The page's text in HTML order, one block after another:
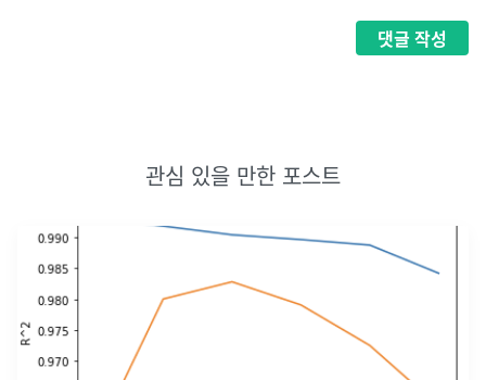
댓글 작성
관심 있을 만한 포스트